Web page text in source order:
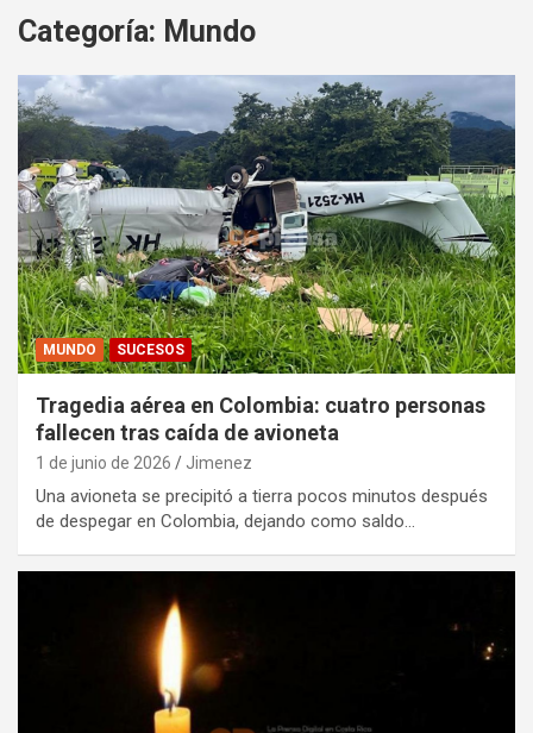
Categoría: Mundo
MUNDO SUCESOS
Tragedia aérea en Colombia: cuatro personas
fallecen tras caída de avioneta
1 de junio de 2026 Jimenez
Una avioneta se precipitó a tierra pocos minutos después
de despegar en Colombia, dejando como saldo…